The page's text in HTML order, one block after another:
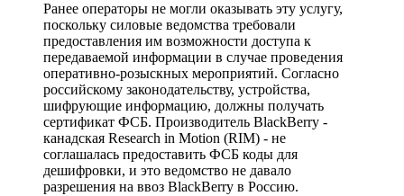
Ранее операторы не могли оказывать эту услугу,
поскольку силовые ведомства требовали
предоставления им возможности доступа к
передаваемой информации в случае проведения
оперативно-розыскных мероприятий. Согласно
российскому законодательству, устройства,
шифрующие информацию, должны получать
сертификат ФСБ. Производитель BlackBerry -
канадская Research in Motion (RIM) - не
соглашалась предоставить ФСБ коды для
дешифровки, и это ведомство не давало
разрешения на ввоз BlackBerry в Россию.